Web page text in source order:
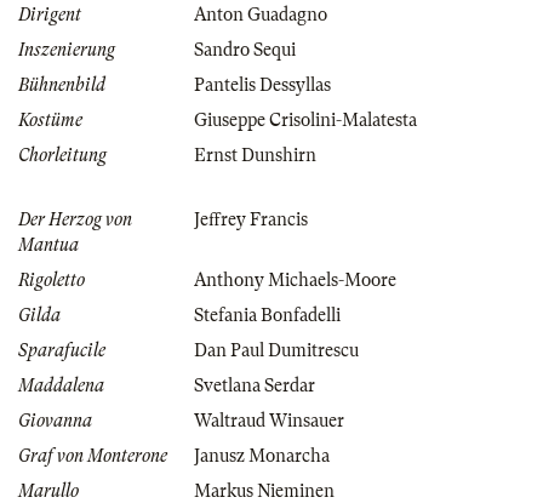
Dirigent
Anton Guadagno
Inszenierung
Sandro Sequi
Bühnenbild
Pantelis Dessyllas
Kostüme
Giuseppe Crisolini-Malatesta
Chorleitung
Ernst Dunshirn
Der Herzog von
Mantua
Jeffrey Francis
Rigoletto
Anthony Michaels-Moore
Gilda
Stefania Bonfadelli
Sparafucile
Dan Paul Dumitrescu
Maddalena
Svetlana Serdar
Giovanna
Waltraud Winsauer
Graf von Monterone
Janusz Monarcha
Marullo
Markus Nieminen